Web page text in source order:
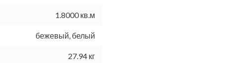
1.8000 кв.м
бежевый, белый
27.94 кг